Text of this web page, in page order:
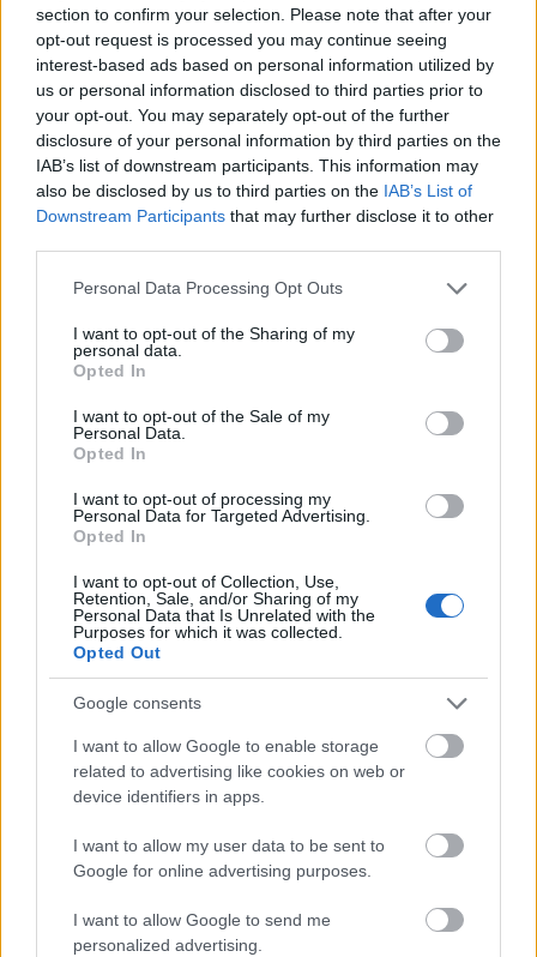
section to confirm your selection. Please note that after your
opt-out request is processed you may continue seeing
interest-based ads based on personal information utilized by
us or personal information disclosed to third parties prior to
your opt-out. You may separately opt-out of the further
disclosure of your personal information by third parties on the
IAB’s list of downstream participants. This information may
also be disclosed by us to third parties on the IAB’s List of
Downstream Participants that may further disclose it to other
Please note that this website/app uses one or more Google
not limited to your visit or usage behaviour. You may click to
grant or deny consent to Google and its third-party tags to
use your data for below specified purposes in below Google
consent section.
Personal Data Processing Opt Outs
I want to opt-out of the Sharing of my
personal data.
Opted In
I want to opt-out of the Sale of my
Personal Data.
Opted In
I want to opt-out of processing my
Personal Data for Targeted Advertising.
Opted In
I want to opt-out of Collection, Use,
Retention, Sale, and/or Sharing of my
Personal Data that Is Unrelated with the
Purposes for which it was collected.
Opted Out
Google consents
I want to allow Google to enable storage
related to advertising like cookies on web or
device identifiers in apps.
I want to allow my user data to be sent to
Google for online advertising purposes.
I want to allow Google to send me
personalized advertising.
David Bowman
9 éve
Tedd azt. Elveszted az olvasóid 20%át. Inkább
gondolkodj el rajta. Ellenőrizd, bármelyik esti
programon.
9 éve
@David Bowman: Oké, engem nem kell sokat
győzködni...
Csak a tisztesség kedvéért:
1. Ha minden ember, akit minket önként vagy nem
önként elhagyott, annyi olvasót képviselt volna, mint
azt ő gondolta, akkor már jócskán negatívban
tartana az olvasottság, ehhez képest az köszöni
szépen, jól van. Másrészt aki azon az alapon olvas
egy oldalt, hogy lehet-e ott buzizni vagy zsidózni, az
szerintem eleve nagyon rossz helyen van egy filmes
blogon, és inkább a kuruc.info-t kéne látogatnia
helyettünk, szóval szerintem ez abszolút win-win
szituáció lenne. Magyarul engem felesleges
ilyenekkel fenyegetni.
2. Jellemzően nem működik, ha indirekt módon
próbálok kommunikálni veled, szóval akkor inkább
megpróbálom egyértelműen: magasról leszarom,
hogy mi milyen arányban megy a tévében, egyrészt
akármennyit erőlködsz sem fogok belemenni ebbe a
fotelnáci-kultúrharcos témába, másrészt úgy
végképp nem, te sem tisztelsz meg azzal, hogy az én
gondolataimra reagálj... Szóval kérlek fogd már fel
végre, hogy a posztom alatt a posztról szeretnék